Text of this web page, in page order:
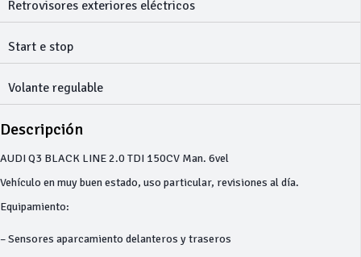
Retrovisores exteriores eléctricos
Start e stop
Volante regulable
Descripción
AUDI Q3 BLACK LINE 2.0 TDI 150CV Man. 6vel
Vehículo en muy buen estado, uso particular, revisiones al día.
Equipamiento:
– Sensores aparcamiento delanteros y traseros